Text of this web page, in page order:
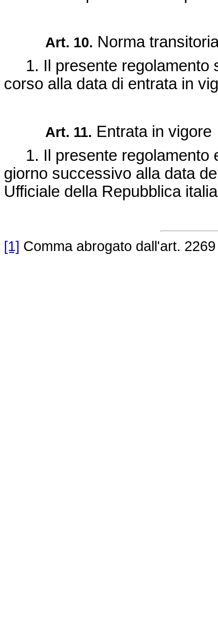
Art. 10. Norma
1. Il presente regolamento
corso alla data di entrata in
Art. 11. Entrata in vigore
1. Il presente regolamento
giorno successivo alla data
Ufficiale della Repubblica
[1] Comma abrogato dall'art.